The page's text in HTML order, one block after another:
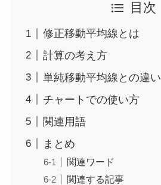
目次
修正移動平均線とは
計算の考え方
単純移動平均線との違い
チャートでの使い方
関連用語
まとめ
関連ワード
関連する記事